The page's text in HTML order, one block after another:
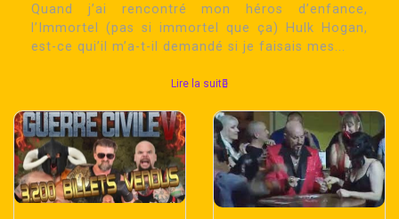
Quand j’ai rencontré mon héros d’enfance,
l’Immortel (pas si immortel que ça) Hulk Hogan,
est-ce qui’il m’a-t-il demandé si je faisais mes...
Lire la suite